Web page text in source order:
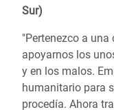
Sur)
"Pertenezco a
apoyarnos los
y en los malos.
humanitario para
procedía. Ahora